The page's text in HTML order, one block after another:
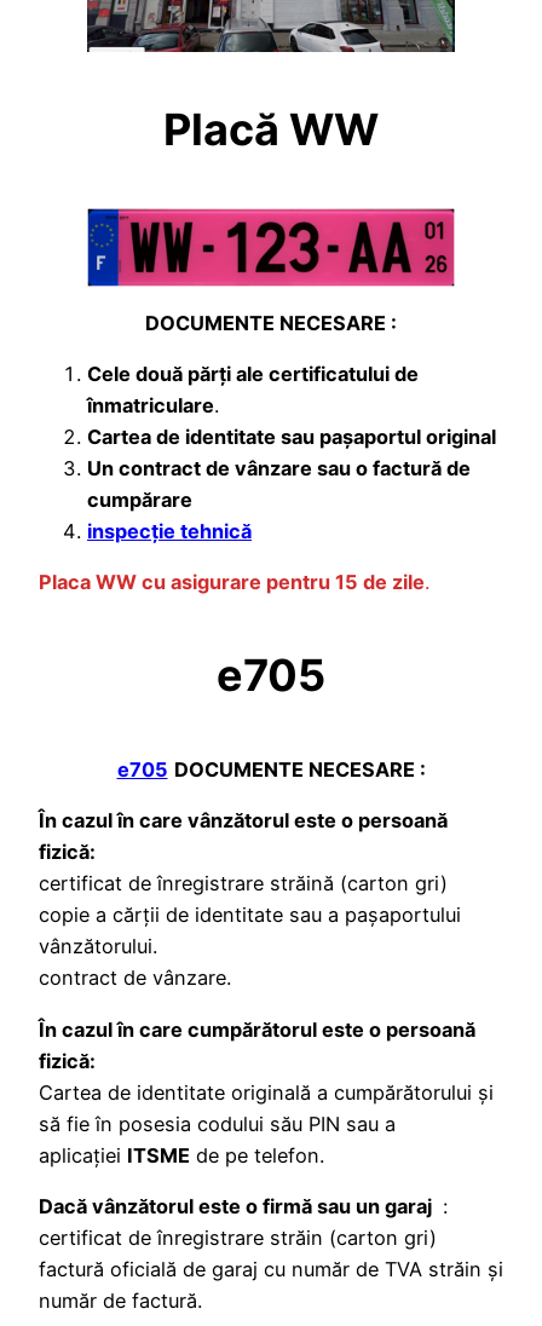
Placă WW
DOCUMENTE NECESARE :
Cele două părți ale certificatului de
înmatriculare.
Cartea de identitate sau pașaportul original
Un contract de vânzare sau o factură de
cumpărare
inspecție tehnică
Placa WW cu asigurare pentru 15 de zile.
e705
e705 DOCUMENTE NECESARE :
În cazul în care vânzătorul este o persoană
fizică:
certificat de înregistrare străină (carton gri)
copie a cărții de identitate sau a pașaportului
vânzătorului.
contract de vânzare.
În cazul în care cumpărătorul este o persoană
fizică:
Cartea de identitate originală a cumpărătorului și
să fie în posesia codului său PIN sau a
aplicației ITSME de pe telefon.
Dacă vânzătorul este o firmă sau un garaj :
certificat de înregistrare străin (carton gri)
factură oficială de garaj cu număr de TVA străin și
număr de factură.